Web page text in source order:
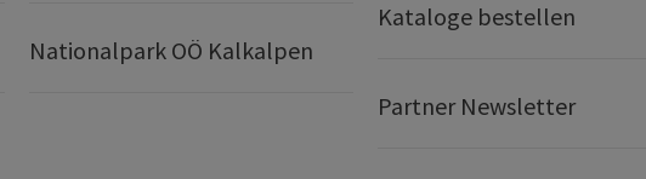
Nationalpark OÖ Kalkalpen
Kataloge bestellen
Partner Newsletter